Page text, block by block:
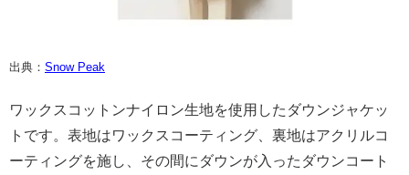
出典： Snow Peak
ワックスコットンナイロン生地を使用したダウンジャケッ
トです。表地はワックスコーティング、裏地はアクリルコ
ーティングを施し、その間にダウンが入ったダウンコート